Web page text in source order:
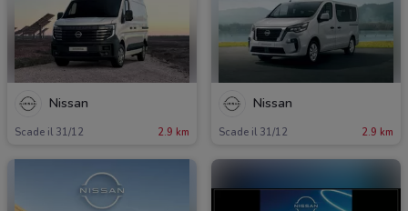
Nissan
Scade il 31/12 2.9 km
Nissan
Scade il 31/12 2.9 km